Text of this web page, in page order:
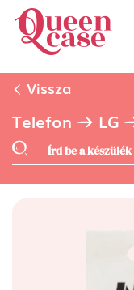
Vissza
Telefon LG